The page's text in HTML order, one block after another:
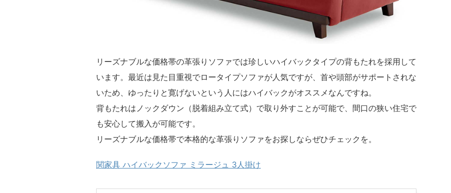
リーズナブルな価格帯の革張りソファでは珍しいハイバックタイプの背もたれを採用して
います。最近は見た目重視でロータイプソファが人気ですが、首や頭部がサポートされな
いため、ゆったりと寛げないという人にはハイバックがオススメなんですね。
背もたれはノックダウン（脱着組み立て式）で取り外すことが可能で、間口の狭い住宅で
も安心して搬入が可能です。
リーズナブルな価格帯で本格的な革張りソファをお探しならぜひチェックを。
関家具 ハイバックソファ ミラージュ 3人掛け